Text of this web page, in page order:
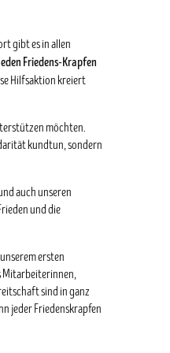
gibt es in allen
Friedens-Krapfen
Hilfsaktion kreiert
möchten.
kundtun, sondern
auch unseren
und die
ersten
Mitarbeiterinnen,
sind in ganz
jeder Friedenskrapfen